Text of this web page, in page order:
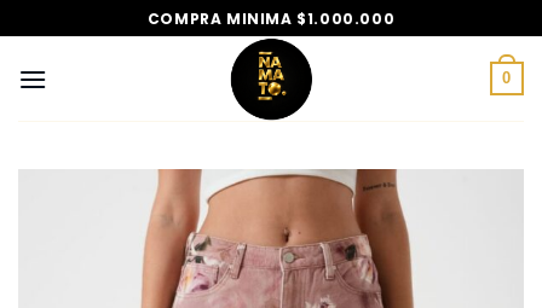
al
contenido
COMPRA MINIMA $1.000.000
0